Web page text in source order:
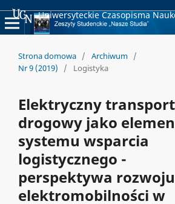
Uniwersyteckie Czasopisma
Strona domowa / Archiwum /
Nr 9 (2019)
/ Logistyka
Elektryczny transport
drogowy jako
systemu wsparcia
logistycznego -
perspektywa rozwoju
elektromobilności w